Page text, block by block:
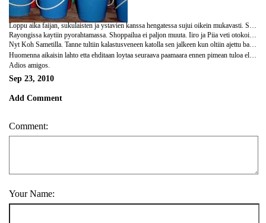
Loppu aika faijan, sukulaisten ja ystavien kanssa hengatessa sujui oikein mukavasti. Syotiin, juotiin ja taas syotiin vahan lisaa ja sitten ehka uitiin ja otettiin aurinkoa kun sekin paatti parin ensimmaisen paivan jalkeen alkaa paistamaan. Faijan 50v. juhlat juhlittiin todella hienossa ravintolassa maephimissa, mutten ikava kylla muista sen nimea. 27 ruokalajia ja juomaa loytyi niin paljon kun vaan jaksoi juoda. Itse kullakin taisi olla vahan tukka kipeana aamulla. Faijan kaverin n. 6 vuotias puoliksi suomalainen ja puoliksi thai tytto naytti meille ravintolan ymparistosta sammakoita, etanoita, kaloja, hamahakkeja seka gekkoja. Aika metka muksu kun puhu jo tuossa iassa thaita, suomea ja englantia. Parasta tietenkin oli se etta loysimme yhteisen kiinnostuksen kohteen, muumit.
Rayongissa kaytiin pyorahtamassa. Shoppailua ei paljon muuta. Iiro ja Piia veti otokoita, itse tyydyin japanilaisiin nuudelijuttuihin. :D
Nyt Koh Sametilla. Tanne tultiin kalastusveneen katolla sen jalkeen kun oltiin ajettu ban phesta lava-autolla ohitse ja ystavallinen thaimies oli pelastanut meidat tien sivulta haluten heittaa meidat ilmaiseksi maaranpaahamme. Nyt ollaan otettu aurinkoa, juotu, syoty ja yleis loobattu. Aivan ihanat hiukkarannat seka entistakin lampimampi vesi. Nukutaan Naga Bungalowissa ja meidan huone on taynna tuhatjalkaisia ja itikoita, mut se ei paljon menoa haittaa.
Adios amigos.
Sep 23, 2010
Add Comment
Comment:
Your Name: